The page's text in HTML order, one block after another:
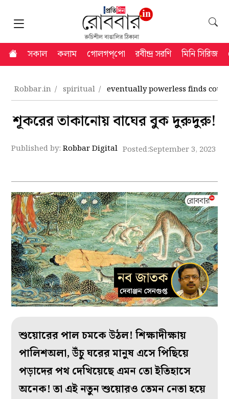
সকাল কলাম গোলগপ্‌পো রবীন্দ্র সরণি মিনি সিরিজ
Robbar.in spiritual eventually powerless finds
শূকরের তাকানোয় বাঘের বুক দুরুদুরু!
Published by:Robbar Digital Posted:September 3, 2023
শুয়োরের পাল চমকে উঠল! শিক্ষাদীক্ষায়
পালিশঅলা, উঁচু ঘরের মানুষ এসে পিছিয়ে
পড়াদের পথ দেখিয়েছে এমন তো ইতিহাসে
অনেক! তা এই নতুন শুয়োরও তেমন নেতা হয়ে